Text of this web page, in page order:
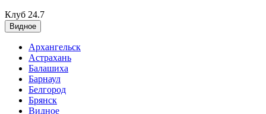
Клуб 24.7
Видное
Архангельск
Астрахань
Балашиха
Барнаул
Белгород
Брянск
Видное